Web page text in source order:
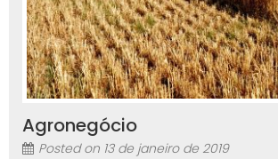
Agronegócio
Posted on 13 de janeiro de 2019